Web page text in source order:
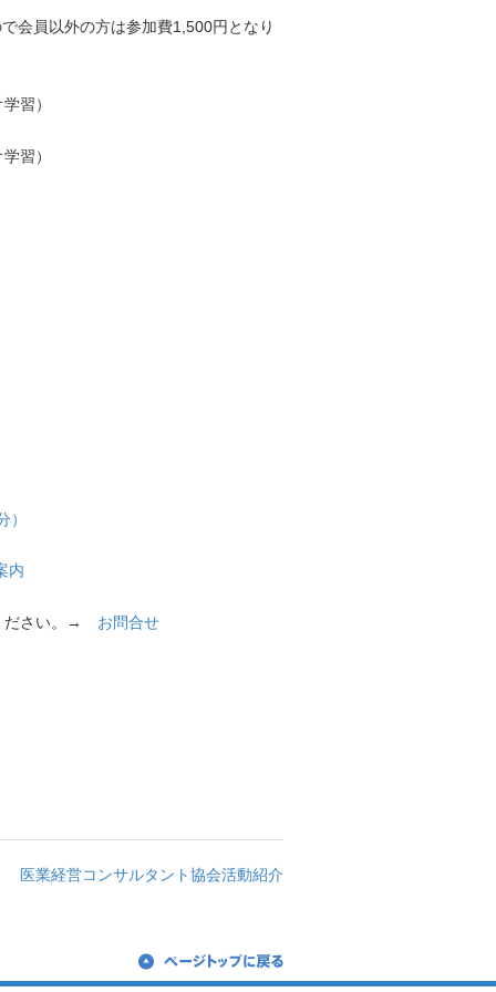
会員以外の方は参加費1,500円となり
習）
習）
内
ださい。→ お問合せ
医業経営コンサルタント協会活動紹介